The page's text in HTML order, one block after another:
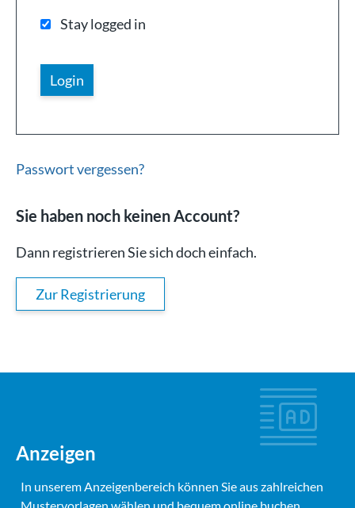
Stay logged in
Passwort vergessen?
Sie haben noch keinen Account?
Dann registrieren Sie sich doch einfach.
Zur Registrierung
Anzeigen
In unserem Anzeigenbereich können Sie aus zahlreichen